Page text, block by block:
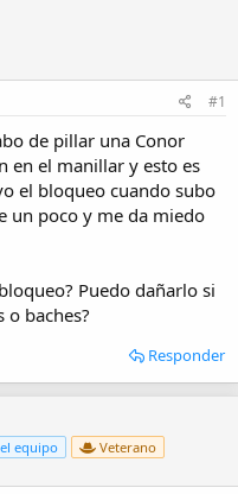
#1
de pillar una Conor
en el manillar y esto es
el bloqueo cuando subo
un poco y me da miedo
Puedo dañarlo si
baches?
Responder
equipo Veterano